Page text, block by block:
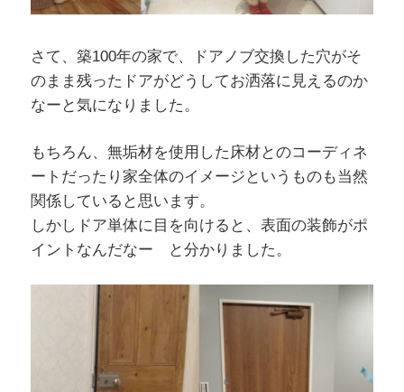
さて、築100年の家で、ドアノブ交換した穴がそ
のまま残ったドアがどうしてお洒落に見えるのか
なーと気になりました。
もちろん、無垢材を使用した床材とのコーディネ
ートだったり家全体のイメージというものも当然
関係していると思います。
しかしドア単体に目を向けると、表面の装飾がポ
イントなんだなー と分かりました。